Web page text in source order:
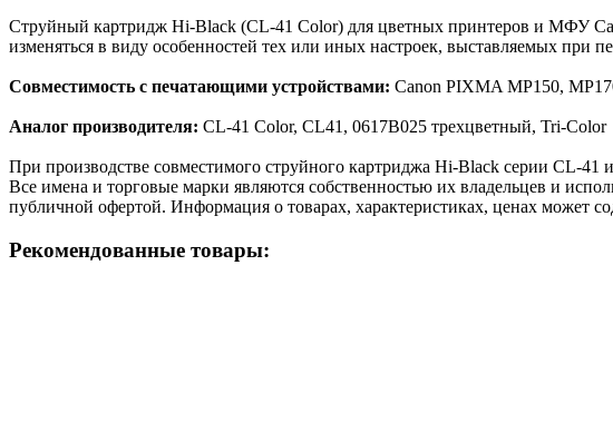
Струйный картридж Hi-Black (CL-41 Color) для цветных принтеров и МФУ
изменяться в виду особенностей тех или иных настроек, выставляемых при
Совместимость с печатающими устройствами: Canon PIXMA MP150,
Аналог производителя: CL-41 Color, CL41, 0617B025 трехцветный, Tri-Color
При производстве совместимого струйного картриджа Hi-Black серии CL-
Все имена и торговые марки являются собственностью их владельцев и
публичной офертой. Информация о товарах, характеристиках, ценах может
Рекомендованные товары: